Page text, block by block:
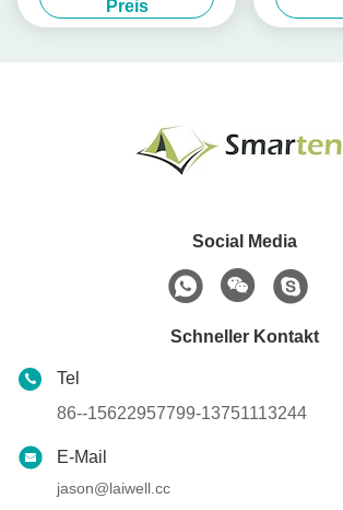
Tauchen
Preis
Social Media
Schneller Kontakt
Tel
86--15622957799-13751113244
E-Mail
jason@laiwell.cc